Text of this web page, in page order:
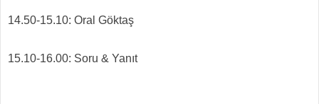
14.50-15.10: Oral Göktaş
15.10-16.00: Soru & Yanıt